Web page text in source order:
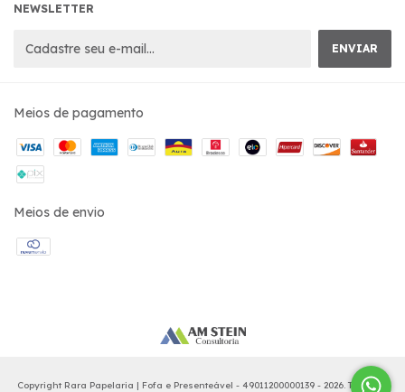
NEWSLETTER
Meios de pagamento
Meios de envio
Copyright Rara Papelaria | Fofa e Presenteável - 49011200000139 - 2026. Todos os